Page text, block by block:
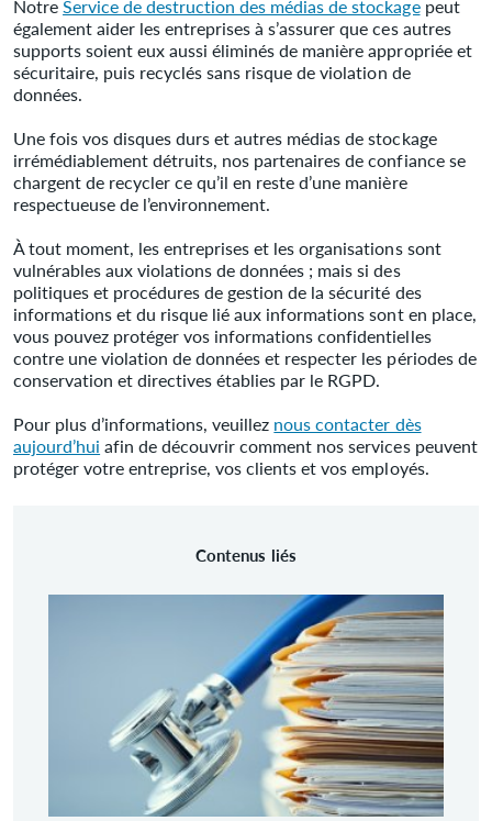
NotreService de destruction des médias de stockagepeut
également aider les entreprises à s’assurer que ces autres
supports soient eux aussi éliminés de manière appropriée et
sécuritaire, puis recyclés sans risque de violation de
données.
Une fois vos disques durs et autres médias de stockage
irrémédiablement détruits, nos partenaires de confiance se
chargent de recycler ce qu’il en reste d’une manière
respectueuse de l’environnement.
À tout moment, les entreprises et les organisations sont
vulnérables aux violations de données ; mais si des
politiques et procédures de gestion de la sécurité des
informations et du risque lié aux informations sont en place,
vous pouvez protéger vos informations confidentielles
contre une violation de données et respecter les périodes de
conservation et directives établies par le RGPD.
Pour plus d’informations, veuillez nous contacter dès
aujourd’hui afin de découvrir comment nos services peuvent
protéger votre entreprise, vos clients et vos employés.
Contenus liés